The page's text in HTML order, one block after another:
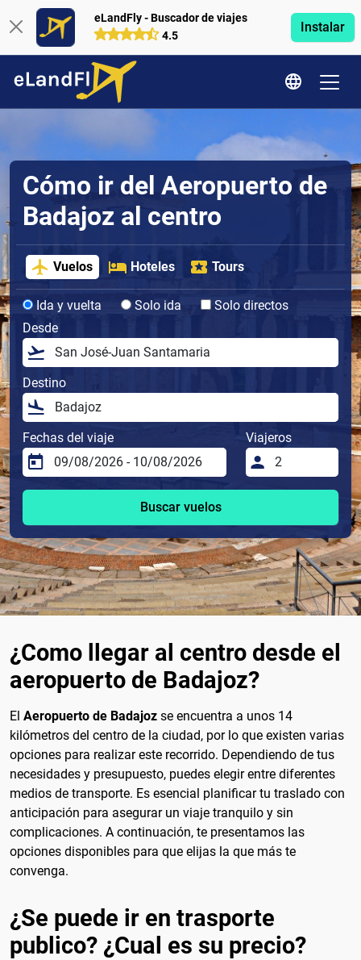
eLandFly - Buscador de viajes
4.5
Instalar
Cómo ir del Aeropuerto de
Badajoz al centro
Vuelos Hoteles Tours
Ida y vuelta Solo ida
Solo directos
Desde
Destino
Fechas del viaje Viajeros
Buscar vuelos
¿Como llegar al centro desde el
aeropuerto de Badajoz?
El Aeropuerto de Badajoz se encuentra a unos 14
kilómetros del centro de la ciudad, por lo que existen varias
opciones para realizar este recorrido. Dependiendo de tus
necesidades y presupuesto, puedes elegir entre diferentes
medios de transporte. Es esencial planificar tu traslado con
anticipación para asegurar un viaje tranquilo y sin
complicaciones. A continuación, te presentamos las
opciones disponibles para que elijas la que más te
convenga.
¿Se puede ir en trasporte
publico? ¿Cual es su precio?